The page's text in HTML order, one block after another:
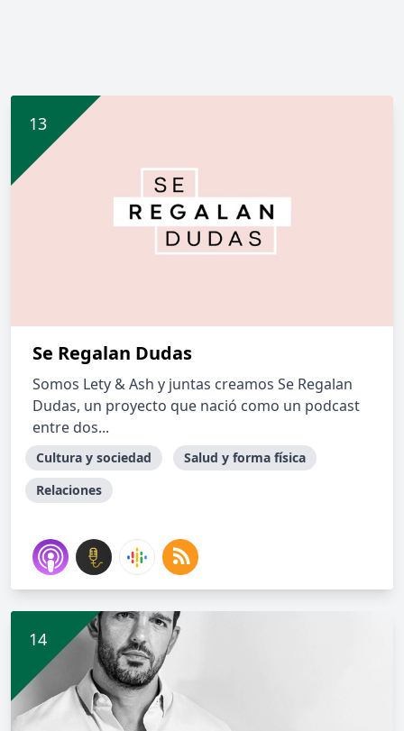
Se Regalan Dudas
Somos Lety & Ash y juntas creamos Se Regalan
Dudas, un proyecto que nació como un podcast
entre dos...
Cultura y sociedad
Salud y forma física
Relaciones